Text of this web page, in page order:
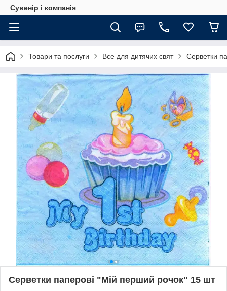
Сувенір і компанія
Товари та послуги Все для дитячих свят Серветки
Серветки паперові "Мій перший рочок" 15 шт